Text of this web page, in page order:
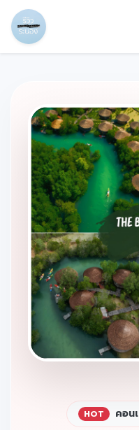
HOT คอน